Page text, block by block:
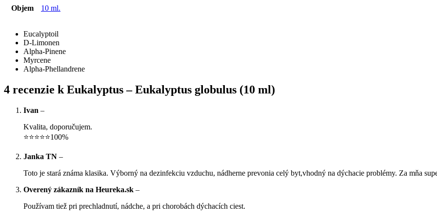
Objem 10 ml.
Eucalyptoil
D-Limonen
Alpha-Pinene
Myrcene
Alpha-Phellandrene
4 recenzie k Eukalyptus – Eukalyptus globulus (10 ml)
Ivan –
Kvalita, doporučujem.
⭐⭐⭐⭐⭐100%
Janka TN –
Toto je stará známa klasika. Výborný na dezinfekciu vzduchu, nádherne prevonia celý byt,vhodný na dýchacie problémy. Za mňa
Overený zákazník na Heureka.sk –
Používam tiež pri prechladnutí, nádche, a pri chorobách dýchacích ciest.